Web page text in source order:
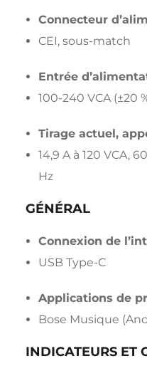
Connecteur
CEI, sous-match
Entrée
100-240 VCA (±20
Tirage actuel,
14,9 A à 120 VCA,
Hz
GÉNÉRAL
Connexion de
USB Type-C
Applications de
Bose Musique
INDICATEURS ET